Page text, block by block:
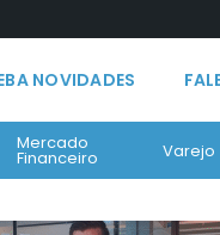
NOVIDADES
Mercado
Financeiro Varejo